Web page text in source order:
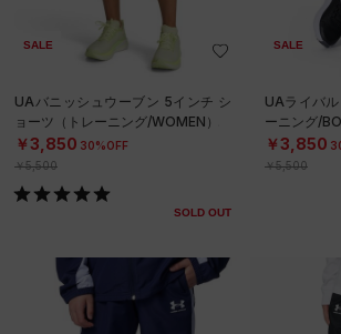
SALE
UAバニッシュウーブン 5インチ シ
ョーツ（トレーニング/WOMEN）
￥3,850 30%OFF
￥5,500
SOLD OUT
SALE
UAライバ
ーニング/
￥3,850
￥5,500